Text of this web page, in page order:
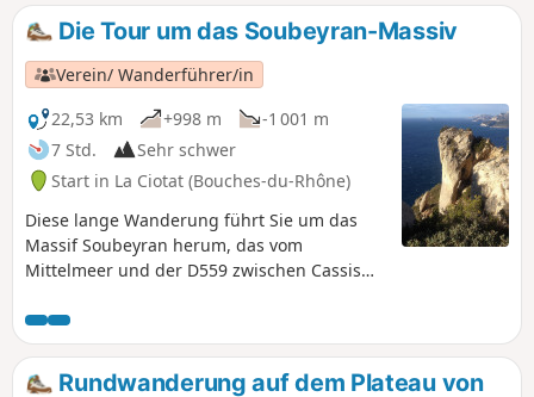
Die Tour um das Soubeyran-Massiv
Verein/ Wanderführer/in
22,53 km
+998 m
-1 001 m
7 Std.
Sehr schwer
Start in La Ciotat (Bouches-du-Rhône)
Diese lange Wanderung führt Sie um das
Massif Soubeyran herum, das vom
Mittelmeer und der D559 zwischen Cassis
der Strecke folgen Sie der Bergkette
zwischen Pas de Bellefille und La Ciotat.
Dieser Abschnitt bietet Ihnen auf seiner
Rundwanderung auf dem Plateau von